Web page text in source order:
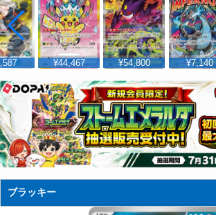
¥44,467 ¥54,800 ¥7,140
ブラッキー